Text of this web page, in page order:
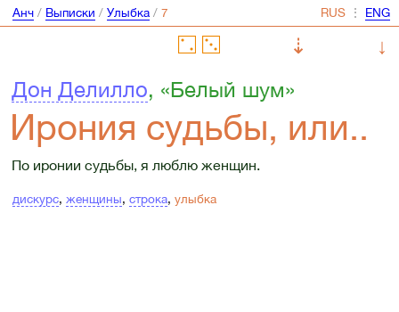
Анч/ Выписки / Улыбка/ ⋮
⇣
↓
Дон Делилло, «Белый шум»
Ирония судьбы, или..
По иронии судьбы, я люблю женщин.
дискурс, женщины, строка, улыбка